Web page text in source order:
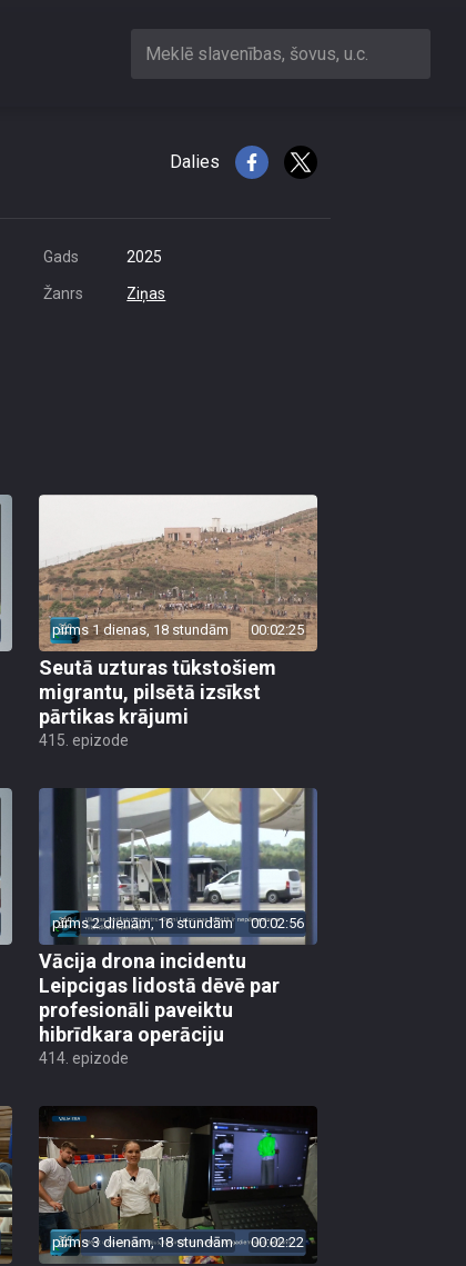
Meklē slavenības, šovus, u.c.
Dalies
Gads 2025
Žanrs Ziņas
pirms 1 dienas, 18 stundām 00:02:25
Seutā uzturas tūkstošiem
migrantu, pilsētā izsīkst
pārtikas krājumi
415. epizode
pirms 2 dienām, 16 stundām 00:02:56
Vācija drona incidentu
Leipcigas lidostā dēvē par
profesionāli paveiktu
hibrīdkara operāciju
414. epizode
pirms 3 dienām, 18 stundām 00:02:22